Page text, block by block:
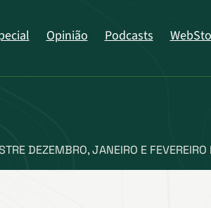
Opinião Podcasts
DEZEMBRO, JANEIRO E